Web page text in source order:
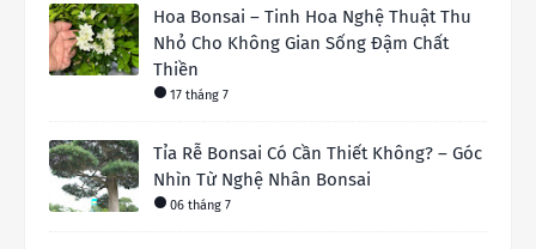
Hoa Bonsai – Tinh Hoa Nghệ Thuật Thu
Nhỏ Cho Không Gian Sống Đậm Chất
Thiền
17 tháng 7
Tỉa Rễ Bonsai Có Cần Thiết Không? – Góc
Nhìn Từ Nghệ Nhân Bonsai
06 tháng 7